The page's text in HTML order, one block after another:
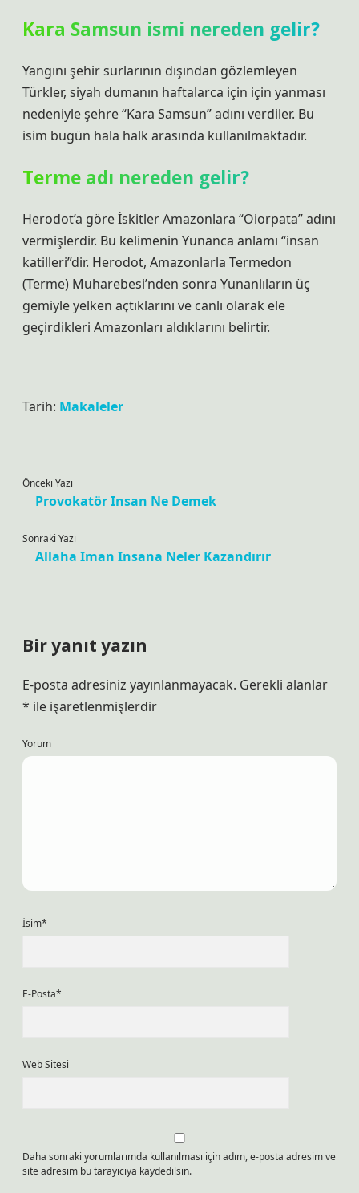
Kara Samsun ismi nereden gelir?
Yangını şehir surlarının dışından gözlemleyen
Türkler, siyah dumanın haftalarca için için yanması
nedeniyle şehre “Kara Samsun” adını verdiler. Bu
isim bugün hala halk arasında kullanılmaktadır.
Terme adı nereden gelir?
Herodot’a göre İskitler Amazonlara “Oiorpata” adını
vermişlerdir. Bu kelimenin Yunanca anlamı “insan
katilleri”dir. Herodot, Amazonlarla Termedon
(Terme) Muharebesi’nden sonra Yunanlıların üç
gemiyle yelken açtıklarını ve canlı olarak ele
geçirdikleri Amazonları aldıklarını belirtir.
Tarih: Makaleler
Önceki Yazı
Provokatör Insan Ne Demek
Sonraki Yazı
Allaha Iman Insana Neler Kazandırır
Bir yanıt yazın
E-posta adresiniz yayınlanmayacak. Gerekli alanlar
* ile işaretlenmişlerdir
Yorum
İsim*
E-Posta*
Web Sitesi
Daha sonraki yorumlarımda kullanılması için adım, e-posta adresim ve
site adresim bu tarayıcıya kaydedilsin.